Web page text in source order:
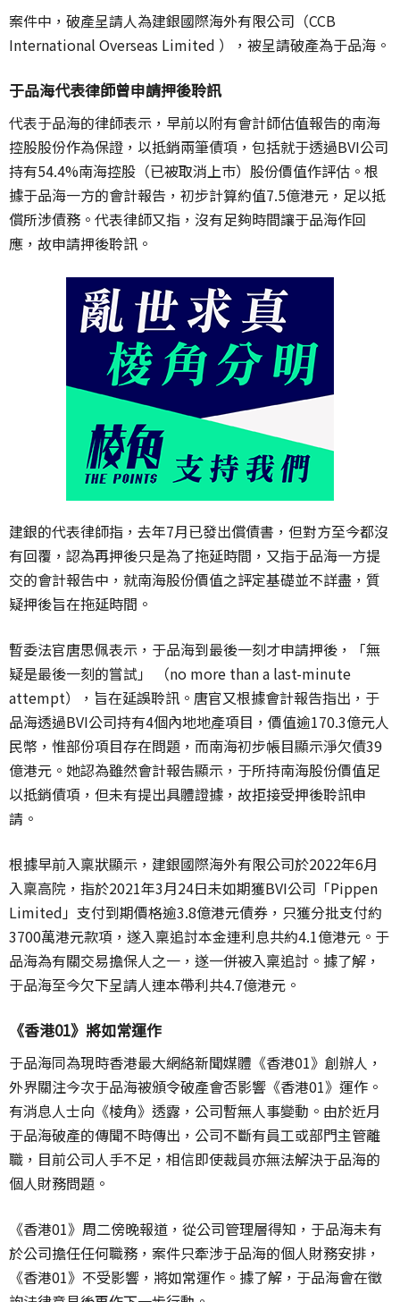
案件中，破產呈請人為建銀國際海外有限公司（CCB
International Overseas Limited ），被呈請破產為于品海。
于品海代表律師曾申請押後聆訊
代表于品海的律師表示，早前以附有會計師估值報告的南海
控股股份作為保證，以抵銷兩筆債項，包括就于透過BVI公司
持有54.4%南海控股（已被取消上巿）股份價值作評估。根
據于品海一方的會計報告，初步計算約值7.5億港元，足以抵
償所涉債務。代表律師又指，沒有足夠時間讓于品海作回
應，故申請押後聆訊。
建銀的代表律師指，去年7月已發出償債書，但對方至今都沒
有回覆，認為再押後只是為了拖延時間，又指于品海一方提
交的會計報告中，就南海股份價值之評定基礎並不詳盡，質
疑押後旨在拖延時間。
暫委法官唐思佩表示，于品海到最後一刻才申請押後，「無
疑是最後一刻的嘗試」 （no more than a last-minute
attempt），旨在延誤聆訊。唐官又根據會計報告指出，于
品海透過BVI公司持有4個內地地產項目，價值逾170.3億元人
民幣，惟部份項目存在問題，而南海初步帳目顯示淨欠債39
億港元。她認為雖然會計報告顯示，于所持南海股份價值足
以抵銷債項，但未有提出具體證據，故拒接受押後聆訊申
請。
根據早前入稟狀顯示，建銀國際海外有限公司於2022年6月
入稟高院，指於2021年3月24日未如期獲BVI公司「Pippen
Limited」支付到期價格逾3.8億港元債券，只獲分批支付約
3700萬港元款項，遂入稟追討本金連利息共約4.1億港元。于
品海為有關交易擔保人之一，遂一併被入稟追討。據了解，
于品海至今欠下呈請人連本帶利共4.7億港元。
《香港01》將如常運作
于品海同為現時香港最大網絡新聞媒體《香港01》創辦人，
外界關注今次于品海被頒令破產會否影響《香港01》運作。
有消息人士向《棱角》透露，公司暫無人事變動。由於近月
于品海破產的傳聞不時傳出，公司不斷有員工或部門主管離
職，目前公司人手不足，相信即使裁員亦無法解決于品海的
個人財務問題。
《香港01》周二傍晚報道，從公司管理層得知，于品海未有
於公司擔任任何職務，案件只牽涉于品海的個人財務安排，
《香港01》不受影響，將如常運作。據了解，于品海會在徵